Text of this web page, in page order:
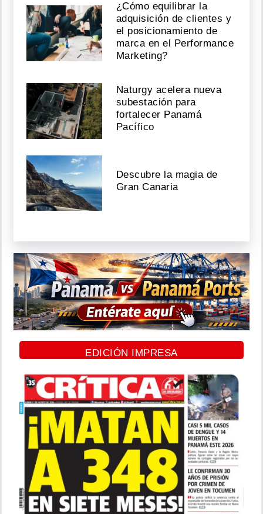
¿Cómo equilibrar la
adquisición de clientes y
el posicionamiento de
marca en el Performance
Marketing?
Naturgy acelera nueva
subestación para
fortalecer Panamá
Pacífico
Descubre la magia de
Gran Canaria
EDICIÓN IMPRESA